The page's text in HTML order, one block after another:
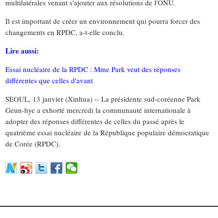
multilatérales venant s'ajouter aux résolutions de l'ONU.
Il est important de créer un environnement qui pourra forcer des
changements en RPDC, a-t-elle conclu.
Lire aussi:
Essai nucléaire de la RPDC : Mme Park veut des réponses
différentes que celles d'avant
SEOUL, 13 janvier (Xinhua) -- La présidente sud-coréenne Park
Geun-hye a exhorté mercredi la communauté internationale à
adopter des réponses différentes de celles du passé après le
quatrième essai nucléaire de la République populaire démocratique
de Corée (RPDC).